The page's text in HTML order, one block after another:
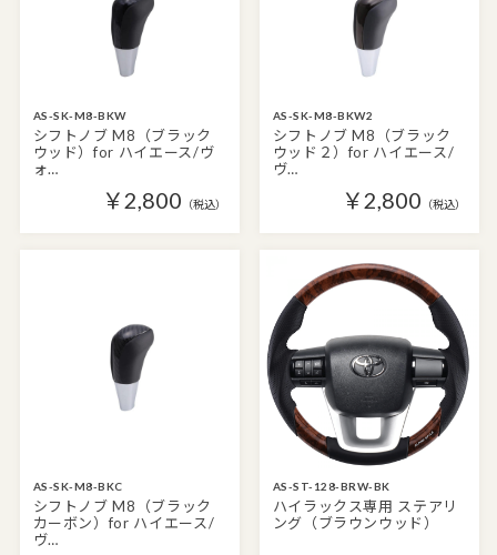
AS-SK-M8-BKW
シフトノブ M8（ブラック
ウッド）for ハイエース/ヴ
ォ…
￥2,800 （税込）
AS-SK-M8-BKW2
シフトノブ M8（ブラック
ウッド２）for ハイエース/
ヴ…
￥2,800 （税込）
AS-SK-M8-BKC
シフトノブ M8（ブラック
カーボン）for ハイエース/
ヴ…
AS-ST-128-BRW-BK
ハイラックス専用 ステアリ
ング（ブラウンウッド）